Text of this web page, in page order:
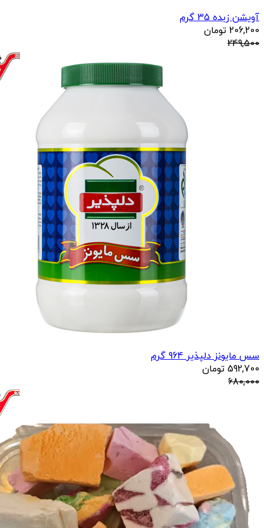
آویشن زبده 35 گرم
206,200 تومان
249,500
سس مایونز دلپذیر 964 گرم
592,700 تومان
680,000